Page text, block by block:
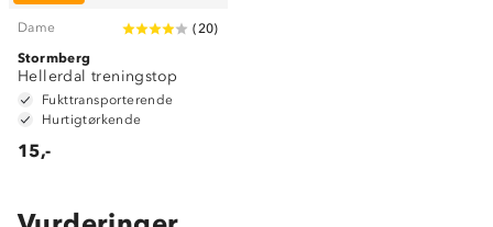
Dame ( 20)
Stormberg
Hellerdal treningstop
Fukttransporterende
Hurtigtørkende
15,-